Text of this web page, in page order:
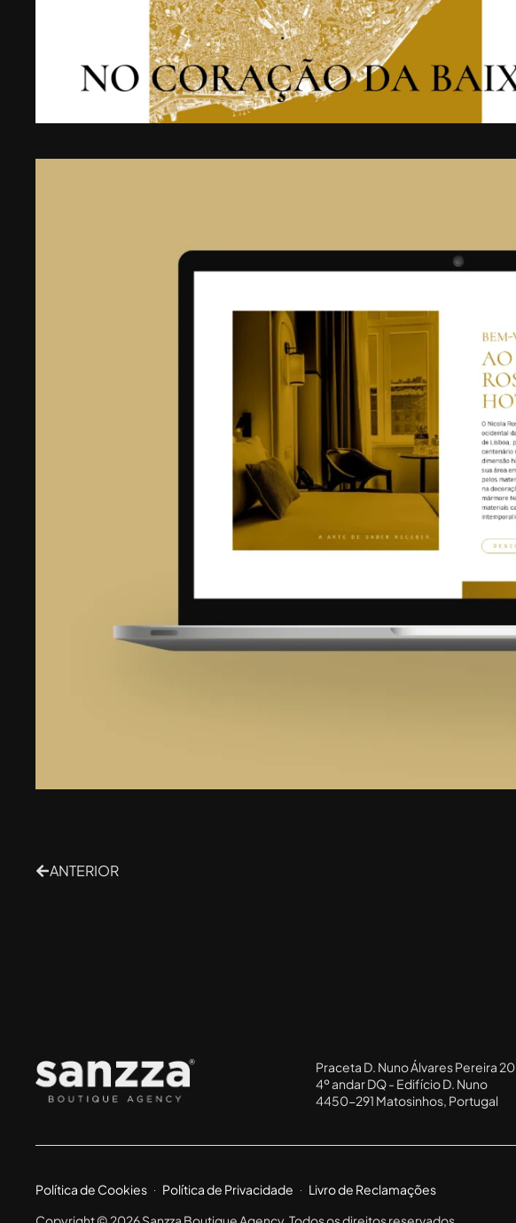
ANTERIOR
Praceta D. Nuno Álvares Pereira 20
4º andar DQ - Edifício D. Nuno
4450-291 Matosinhos, Portugal
Política de Cookies Política de Privacidade
Livro de Reclamações